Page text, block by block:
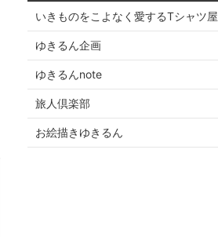
いきものをこよなく愛するTシャツ屋
ゆきるん企画
ゆきるんnote
旅人倶楽部
お絵描きゆきるん